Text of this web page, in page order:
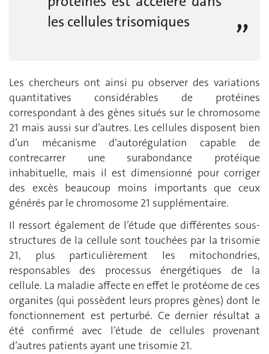
les cellules trisomiques
Les chercheurs ont ainsi pu observer des variations
quantitatives considérables de pro­téines
correspondant à des gènes situés sur le chromosome
21 mais aussi sur d’autres. Les cellules disposent bien
d’un mécanisme d’autorégulation capable de
contrecarrer une surabondance protéique
inhabituelle, mais il est dimensionné pour corriger
des excès beaucoup moins importants que ceux
générés par le chromosome 21 supplémentaire.
Il ressort également de l’étude que différentes sous-
structures de la cellule sont touchées par la trisomie
21, plus particulièrement les mitochondries,
responsables des processus énergétiques de la
cellule. La maladie affecte en effet le protéome de ces
organites (qui possèdent leurs propres gènes) dont le
fonctionnement est perturbé. Ce dernier résultat a
été confirmé avec l’étude de cellules provenant
d’autres patients ayant une trisomie 21.